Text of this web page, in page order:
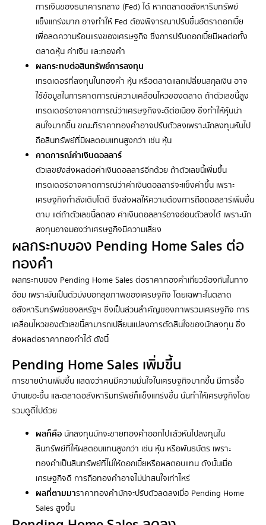
การเงินของธนาคารกลาง (Fed) ได้ หากตลาดอสังหาริมทรัพย์
แข็งแกร่งมาก อาจทำให้ Fed ต้องพิจารณาปรับขึ้นอัตราดอกเบี้ย
เพื่อลดความร้อนแรงของเศรษฐกิจ ซึ่งการปรับดอกเบี้ยมีผลต่อทั้ง
ตลาดหุ้น ค่าเงิน และทองคำ
ผลกระทบต่อสินทรัพย์การลงทุน
เทรดเดอร์ที่ลงทุนในทองคำ หุ้น หรือตลาดแลกเปลี่ยนสกุลเงิน อาจ
ใช้ข้อมูลในการคาดการณ์ความเคลื่อนไหวของตลาด ถ้าตัวเลขนี้สูง
เทรดเดอร์อาจคาดการณ์ว่าเศรษฐกิจจะดีต่อเนื่อง ซึ่งทำให้หุ้นน่า
สนใจมากขึ้น ขณะที่ราคาทองคำอาจปรับตัวลงเพราะนักลงทุนหันไป
ถือสินทรัพย์ที่มีผลตอบแทนสูงกว่า เช่น หุ้น
คาดการณ์ค่าเงินดอลลาร์
ตัวเลขยังส่งผลต่อค่าเงินดอลลาร์อีกด้วย ถ้าตัวเลขนี้เพิ่มขึ้น
เทรดเดอร์อาจคาดการณ์ว่าค่าเงินดอลลาร์จะแข็งค่าขึ้น เพราะ
เศรษฐกิจกำลังเติบโตดี ซึ่งส่งผลให้ความต้องการถือดอลลาร์เพิ่มขึ้น
ตาม แต่ถ้าตัวเลขนี้ลดลง ค่าเงินดอลลาร์อาจอ่อนตัวลงได้ เพราะนัก
ลงทุนอาจมองว่าเศรษฐกิจมีความเสี่ยง
ผลกระทบของ Pending Home Sales ต่อ
ทองคำ
ผลกระทบของ Pending Home Salesต่อราคาทองคำเกี่ยวข้องกันในทาง
อ้อม เพราะมันเป็นตัวบ่งบอกสุขภาพของเศรษฐกิจ โดยเฉพาะในตลาด
อสังหาริมทรัพย์ของสหรัฐฯ ซึ่งเป็นส่วนสำคัญของภาพรวมเศรษฐกิจ การ
เคลื่อนไหวของตัวเลขนี้สามารถเปลี่ยนแปลงการตัดสินใจของนักลงทุน ซึ่ง
ส่งผลต่อราคาทองคำได้ ดังนี้
Pending Home Sales เพิ่มขึ้น
การขายบ้านเพิ่มขึ้น แสดงว่าคนมีความมั่นใจในเศรษฐกิจมากขึ้น มีการซื้อ
บ้านเยอะขึ้น และตลาดอสังหาริมทรัพย์ก็แข็งแกร่งขึ้น นั่นทำให้เศรษฐกิจโดย
รวมดูดีไปด้วย
ผลก็คือ นักลงทุนมักจะขายทองคำออกไปแล้วหันไปลงทุนใน
สินทรัพย์ที่ให้ผลตอบแทนสูงกว่า เช่น หุ้น หรือพันธบัตร เพราะ
ทองคำเป็นสินทรัพย์ที่ไม่ให้ดอกเบี้ยหรือผลตอบแทน ดังนั้นเมื่อ
เศรษฐกิจดี การถือทองคำอาจไม่น่าสนใจเท่าไหร่
ผลที่ตามมาราคาทองคำมักจะปรับตัวลดลงเมื่อ Pending Home
Sales สูงขึ้น